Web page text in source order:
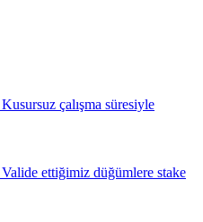
Kusursuz çalışma süresiyle
Valide ettiğimiz düğümlere stake